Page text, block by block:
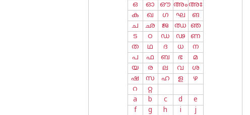
ഒ
ഓ ഔ അംഅഃ
ക
ഖ ഗ ഘ
ങ
ച
ഛ ജ ഝ ഞ
ട
ഠ ഡ ഢ
ണ
ത
ഥ ദ ധ
ന
പ
ഫ ബ ഭ
മ
യ
ര ല വ
ശ
ഷ
സ ഹ ള
ഴ
റ
റ്റ
a
b c d
e
f
g h i
j